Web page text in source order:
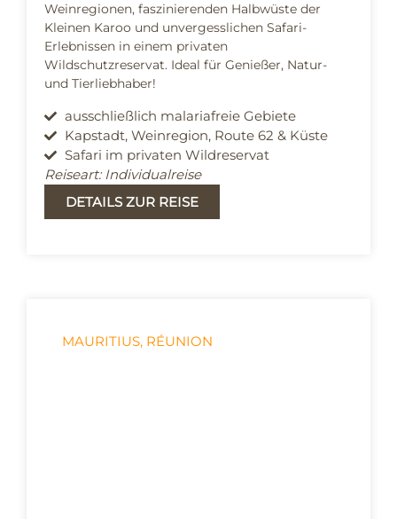
Weinregionen, faszinierenden Halbwüste der
Kleinen Karoo und unvergesslichen Safari-
Erlebnissen in einem privaten
Wildschutzreservat. Ideal für Genießer, Natur-
und Tierliebhaber!
ausschließlich malariafreie Gebiete
Kapstadt, Weinregion, Route 62 & Küste
Safari im privaten Wildreservat
Reiseart: Individualreise
DETAILS ZUR REISE
MAURITIUS, RÉUNION
Zwischen grünen